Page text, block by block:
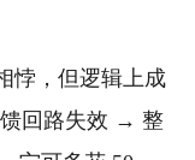
悖，但逻辑上成
回路失效 → 整